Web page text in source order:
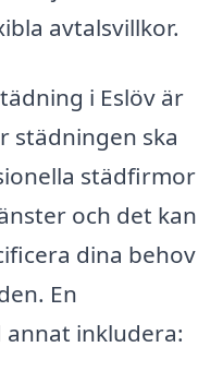
avtalsvillkor.
i Eslöv är
städningen ska
städfirmor
och det kan
dina behov
En
inkludera: